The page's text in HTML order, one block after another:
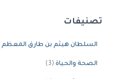
تصنيفات
السلطان هيثم بن طارق المعظم
الصحة والحياة (3)